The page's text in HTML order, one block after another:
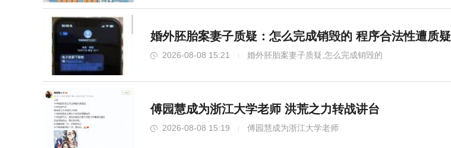
婚外胚胎案妻子质疑：怎么完成销毁的 程序合法性遭质疑
2026-08-08 15:21 婚外胚胎案妻子质疑,怎么完成销毁的
傅园慧成为浙江大学老师 洪荒之力转战讲台
2026-08-08 15:19 傅园慧成为浙江大学老师